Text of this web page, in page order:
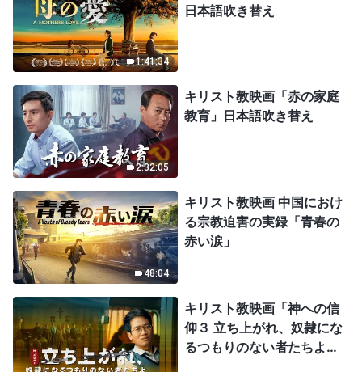
1:41:34
日本語吹き替え
2:32:05
キリスト教映画「赤の家庭
教育」日本語吹き替え
48:04
キリスト教映画 中国におけ
る宗教迫害の実録「青春の
赤い涙」
キリスト教映画「神への信
仰３ 立ち上がれ、奴隷にな
るつもりのない者たちよ」